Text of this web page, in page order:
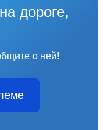
дороге,
о ней!